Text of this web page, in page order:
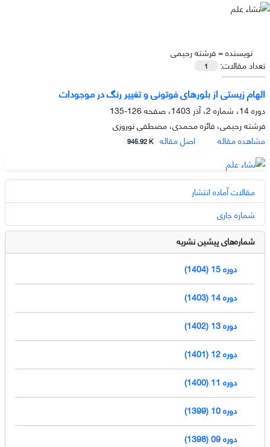
نویسنده =فرشته رحیمی
تعداد مقالات:
1
الهام زیستی از بلورهای فوتونی و تغییر رنگ در موجودات
دوره 14، شماره 2، آذر 1403، صفحه
126-135
فرشته رحیمی، فائزه محمدی، مصطفی نوروزی
مشاهده مقاله
اصل مقاله 945.92 K
مقالات آماده انتشار
شماره جاری
شماره‌های پیشین نشریه
دوره 15 (1404)
دوره 14 (1403)
دوره 13 (1402)
دوره 12 (1401)
دوره 11 (1400)
دوره 10 (1399)
دوره 09 (1398)